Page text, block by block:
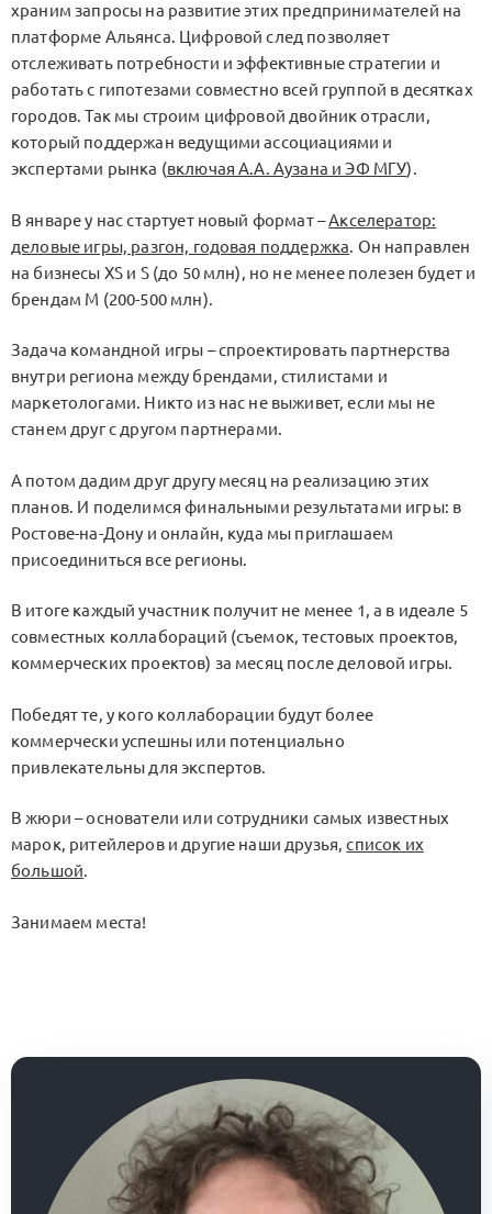
храним запросы на развитие этих предпринимателей на
платформе Альянса. Цифровой след позволяет
отслеживать потребности и эффективные стратегии и
работать с гипотезами совместно всей группой в десятках
городов. Так мы строим цифровой двойник отрасли,
который поддержан ведущими ассоциациями и
экспертами рынка (включая А.А. Аузана и ЭФ МГУ).
В январе у нас стартует новый формат –Акселератор:
деловые игры, разгон, годовая поддержка. Он направлен
на бизнесы XS и S (до 50 млн), но не менее полезен будет и
брендам M (200-500 млн).
Задача командной игры – спроектировать партнерства
внутри региона между брендами, стилистами и
маркетологами. Никто из нас не выживет, если мы не
станем друг с другом партнерами.
А потом дадим друг другу месяц на реализацию этих
планов. И поделимся финальными результатами игры: в
Ростове-на-Дону и онлайн, куда мы приглашаем
присоединиться все регионы.
В итоге каждый участник получит не менее 1, а в идеале 5
совместных коллабораций (съемок, тестовых проектов,
коммерческих проектов) за месяц после деловой игры.
Победят те, у кого коллаборации будут более
коммерчески успешны или потенциально
привлекательны для экспертов.
В жюри – основатели или сотрудники самых известных
марок, ритейлеров и другие наши друзья,список их
большой.
Занимаем места!